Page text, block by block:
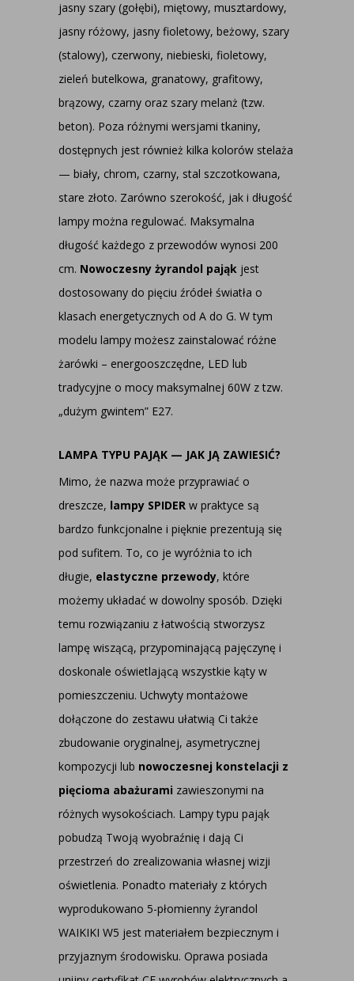
jasny szary (gołębi), miętowy, musztardowy,
jasny różowy, jasny fioletowy, beżowy, szary
(stalowy), czerwony, niebieski, fioletowy,
zieleń butelkowa, granatowy, grafitowy,
brązowy, czarny oraz szary melanż (tzw.
beton). Poza różnymi wersjami tkaniny,
dostępnych jest również kilka kolorów stelaża
— biały, chrom, czarny, stal szczotkowana,
stare złoto. Zarówno szerokość, jak i długość
lampy można regulować. Maksymalna
długość każdego z przewodów wynosi 200
cm. Nowoczesny żyrandol pająk jest
dostosowany do pięciu źródeł światła o
klasach energetycznych od A do G. W tym
modelu lampy możesz zainstalować różne
żarówki – energooszczędne, LED lub
tradycyjne o mocy maksymalnej 60W z tzw.
„dużym gwintem” E27.
LAMPA TYPU PAJĄK — JAK JĄ ZAWIESIĆ?
Mimo, że nazwa może przyprawiać o
dreszcze, lampy SPIDER w praktyce są
bardzo funkcjonalne i pięknie prezentują się
pod sufitem. To, co je wyróżnia to ich
długie, elastyczne przewody, które
możemy układać w dowolny sposób. Dzięki
temu rozwiązaniu z łatwością stworzysz
lampę wiszącą, przypominającą pajęczynę i
doskonale oświetlającą wszystkie kąty w
pomieszczeniu. Uchwyty montażowe
dołączone do zestawu ułatwią Ci także
zbudowanie oryginalnej, asymetrycznej
kompozycji lub nowoczesnej konstelacji z
pięcioma abażurami zawieszonymi na
różnych wysokościach. Lampy typu pająk
pobudzą Twoją wyobraźnię i dają Ci
przestrzeń do zrealizowania własnej wizji
oświetlenia. Ponadto materiały z których
wyprodukowano 5-płomienny żyrandol
WAIKIKI W5 jest materiałem bezpiecznym i
przyjaznym środowisku. Oprawa posiada